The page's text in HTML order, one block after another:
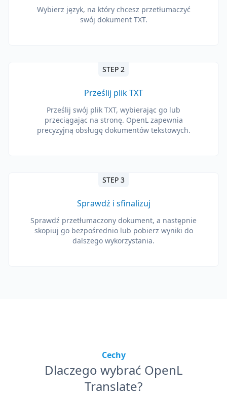
Wybierz język, na który chcesz przetłumaczyć
swój dokument TXT.
STEP 2
Prześlij plik TXT
Prześlij swój plik TXT, wybierając go lub
przeciągając na stronę. OpenL zapewnia
precyzyjną obsługę dokumentów tekstowych.
STEP 3
Sprawdź i sfinalizuj
Sprawdź przetłumaczony dokument, a następnie
skopiuj go bezpośrednio lub pobierz wyniki do
dalszego wykorzystania.
Cechy
Dlaczego wybrać OpenL
Translate?